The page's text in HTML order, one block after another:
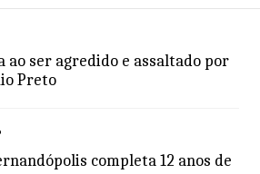
ao ser agredido e assaltado por
Preto
completa 12 anos de